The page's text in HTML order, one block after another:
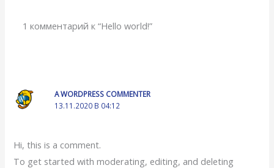
1 комментарий к “Hello world!”
A WORDPRESS COMMENTER
13.11.2020 В 04:12
Hi, this is a comment.
To get started with moderating, editing, and deleting